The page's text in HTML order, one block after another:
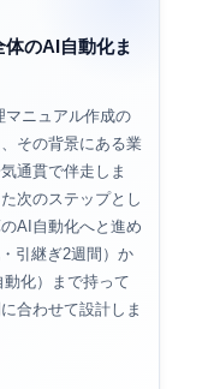
のAI自動化ま
マニュアル作成の
その背景にある業
通貫で伴走しま
次のステップとし
AI自動化へと進め
引継ぎ2週間）か
化）まで持って
合わせて設計しま